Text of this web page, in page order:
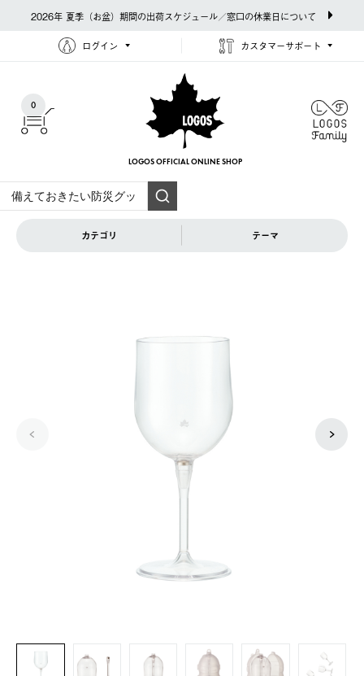
2026年 夏季（お盆）期間の出荷スケジュール／窓口の休業日について
ログイン カスタマーサポート
0
LOGOS OFFICIAL ONLINE SHOP
カテゴリ テーマ